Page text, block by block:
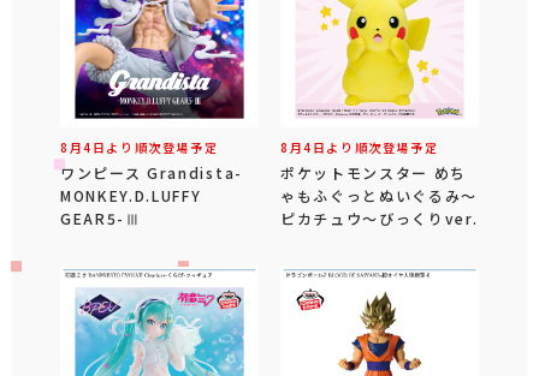
8月4日より順次登場予定
ワンピース Grandista-
MONKEY.D.LUFFY
GEAR5-Ⅲ
8月4日より順次登場予定
ポケットモンスター めち
ゃもふぐっとぬいぐるみ～
ピカチュウ～びっくりver.